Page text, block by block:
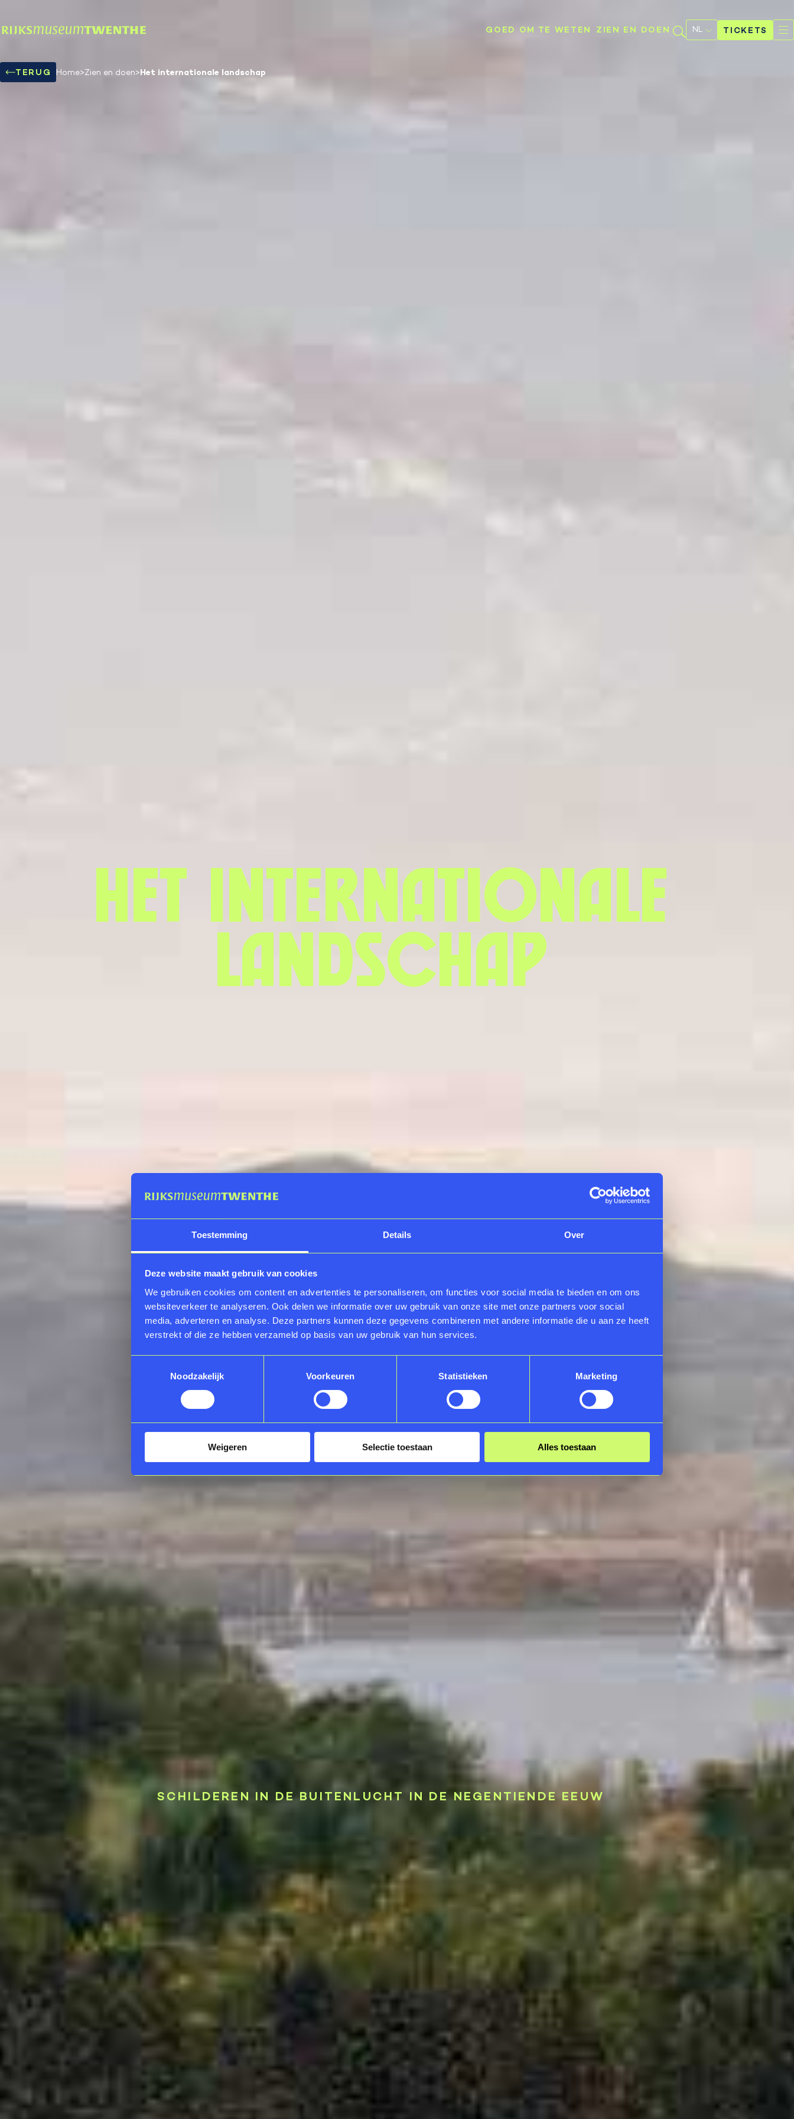
Toestemming Details Over
Deze website maakt gebruik van cookies
We gebruiken cookies om content en advertenties te personaliseren, om functies voor social media te bieden en om ons
websiteverkeer te analyseren. Ook delen we informatie over uw gebruik van onze site met onze partners voor social
media, adverteren en analyse. Deze partners kunnen deze gegevens combineren met andere informatie die u aan ze heeft
verstrekt of die ze hebben verzameld op basis van uw gebruik van hun services.
Noodzakelijk
Voorkeuren Statistieken Marketing
Weigeren Selectie toestaan Alles toestaan
GOED OM TE WETEN ZIEN EN DOEN
Selecteer
een
taal TICKETS
TERUG Home>Zien en doen>Het internationale landschap
Het internationale
landschap
SCHILDEREN IN DE BUITENLUCHT IN DE NEGENTIENDE EEUW